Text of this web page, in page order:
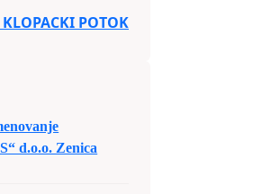
POTOK
d.o.o. Zenica